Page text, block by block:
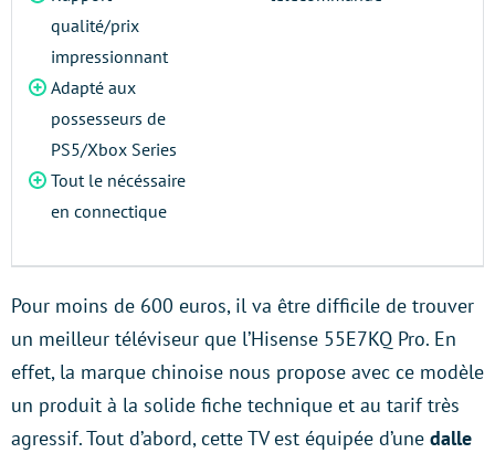
qualité/prix
impressionnant
Adapté aux
possesseurs de
PS5/Xbox Series
Tout le nécéssaire
en connectique
Pour moins de 600 euros, il va être difficile de trouver
un meilleur téléviseur que l’Hisense 55E7KQ Pro. En
effet, la marque chinoise nous propose avec ce modèle
un produit à la solide fiche technique et au tarif très
agressif. Tout d’abord, cette TV est équipée d’une dalle